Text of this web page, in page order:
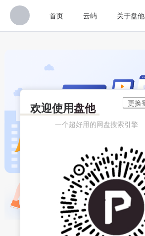
首页 云屿 关于盘他
欢迎使用盘他
一个超好用的网盘搜索引擎